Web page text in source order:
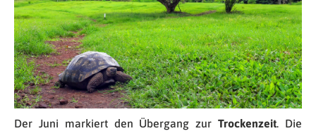
Der Juni markiert den Übergang zur Trockenzeit. Die